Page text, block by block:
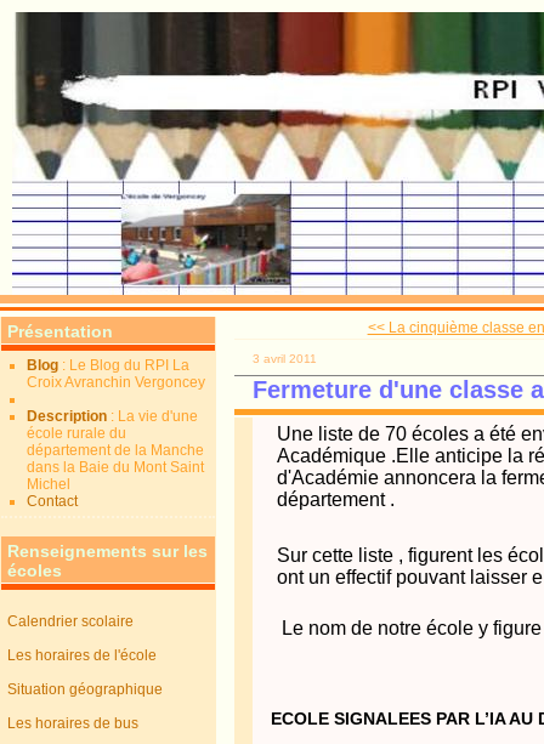
Présentation
Blog : Le Blog du RPI La
Croix Avranchin Vergoncey
Description : La vie d'une
école rurale du
département de la Manche
dans la Baie du Mont Saint
Michel
Contact
Renseignements sur les
écoles
Calendrier scolaire
Les horaires de l'école
Situation géographique
Les horaires de bus
<< La cinquième classe
3 avril 2011
Fermeture d'une classe
Une liste de 70 écoles a été
Académique .Elle anticipe la
d'Académie annoncera la
département .
Sur cette liste , figurent les
ont un effectif pouvant laisser
Le nom de notre école y figure
ECOLE SIGNALEES PAR L’IA